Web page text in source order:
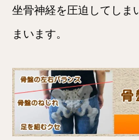
坐骨神経を圧迫してしま
まいます。